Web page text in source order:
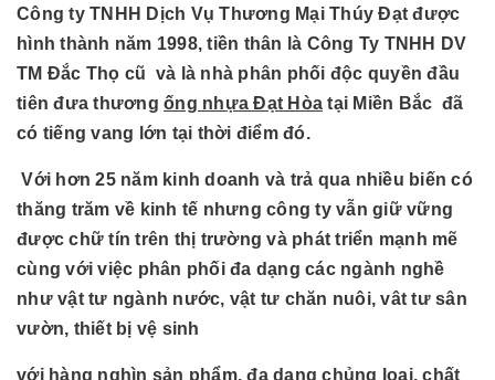
Công ty TNHH Dịch Vụ Thương Mại Thúy Đạt được
hình thành năm 1998, tiền thân là Công Ty TNHH DV
TM Đắc Thọ cũ và là nhà phân phối độc quyền đầu
tiên đưa thương ống nhựa Đạt Hòa tại Miền Bắc đã
có tiếng vang lớn tại thời điểm đó.
Với hơn 25 năm kinh doanh và trả qua nhiều biến có
thăng trăm về kinh tế nhưng công ty vẫn giữ vững
được chữ tín trên thị trường và phát triển mạnh mẽ
cùng với việc phân phối đa dạng các ngành nghề
như vật tư ngành nước, vật tư chăn nuôi, vât tư sân
vườn, thiết bị vệ sinh
với hàng nghìn sản phẩm, đa dạng chủng loại, chất